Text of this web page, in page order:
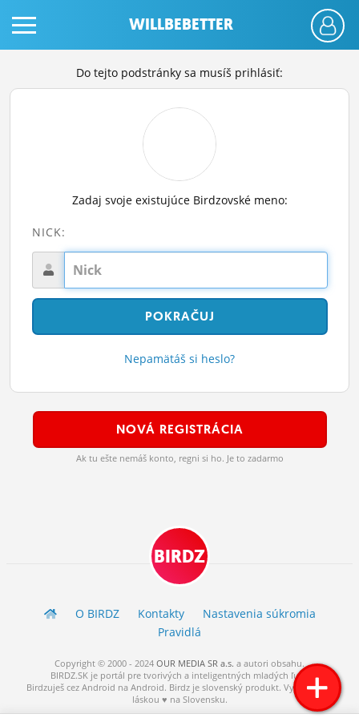
ČINŽIAK
FÓRUM
STATUSY
MÔJ PROFIL
NASTAVENIA
WILLBEBETTER
Do tejto podstránky sa musíš prihlásiť:
Zadaj svoje existujúce Birdzovské meno:
NICK:
Nepamätáš si heslo?
NOVÁ REGISTRÁCIA
Ak tu ešte nemáš konto, regni si ho. Je to zadarmo
BIRDZ
O BIRDZ Kontakty
Nastavenia súkromia
Pravidlá
Copyright © 2000 - 2024 OUR MEDIA SR a.s. a autori obsahu.
BIRDZ.SK je portál pre tvorivých a inteligentných mladých ľudí.
Birdzuješ cez Android na Android. Birdz je slovenský produkt. Vytvorené s
láskou ♥ na Slovensku.